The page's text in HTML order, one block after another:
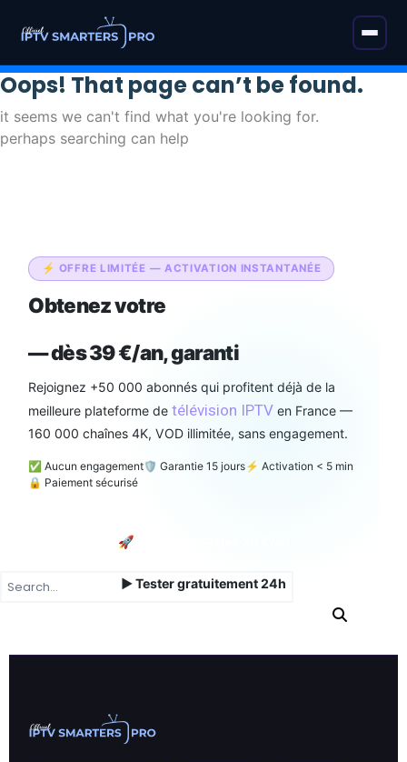
Oops! That page can’t be found.
it seems we can't find what you're looking for.
perhaps searching can help
⚡ OFFRE LIMITÉE — ACTIVATION INSTANTANÉE
Obtenez votre
— dès 39 €/an, garanti
Rejoignez +50 000 abonnés qui profitent déjà de la
meilleure plateforme detélévision IPTV en France —
160 000 chaînes 4K, VOD illimitée, sans engagement.
✅ Aucun engagement🛡️ Garantie 15 jours⚡ Activation < 5 min
🔒 Paiement sécurisé
🚀 Souscrire — dès 39 €/an
▶ Tester gratuitement 24h